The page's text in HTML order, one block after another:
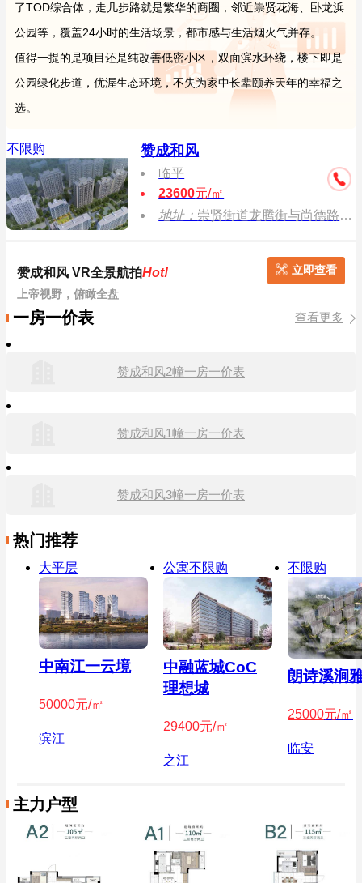
了TOD综合体，走几步路就是繁华的商圈，邻近崇贤花海、卧龙浜
公园等，覆盖24小时的生活场景，都市感与生活烟火气并存。
值得一提的是项目还是纯改善低密小区，双面滨水环绕，楼下即是
公园绿化步道，优渥生态环境，不失为家中长辈颐养天年的幸福之
选。
不限购 赞成和风
临平
23600元/㎡
地址： 崇贤街道龙腾街与尚德路交叉口
赞成和风 VR全景航拍Hot!
上帝视野，俯瞰全盘
立即查看
一房一价表 查看更多
赞成和风2幢一房一价表
赞成和风1幢一房一价表
赞成和风3幢一房一价表
热门推荐
大平层
中南江一云境
50000元/㎡
滨江
公寓不限购
中融蓝城CoC
理想城
29400元/㎡
之江
不限购
朗诗溪涧
25000元/㎡
临安
主力户型